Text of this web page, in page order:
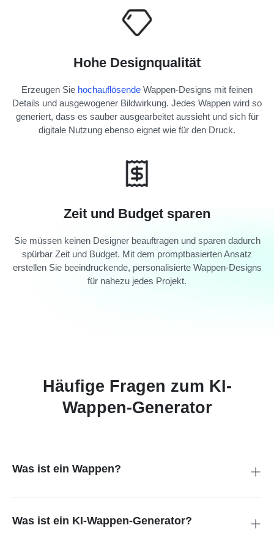
Hohe Designqualität
Erzeugen Sie hochauflösende Wappen-Designs mit feinen
Details und ausgewogener Bildwirkung. Jedes Wappen wird so
generiert, dass es sauber ausgearbeitet aussieht und sich für
digitale Nutzung ebenso eignet wie für den Druck.
Zeit und Budget sparen
Sie müssen keinen Designer beauftragen und sparen dadurch
spürbar Zeit und Budget. Mit dem promptbasierten Ansatz
erstellen Sie beeindruckende, personalisierte Wappen-Designs
für nahezu jedes Projekt.
Häufige Fragen zum KI-
Wappen-Generator
Was ist ein Wappen?
Europa, um Personen, Familien und Institutionen in Schlachten
und Turnieren erkennbar zu machen. Typische Bestandteile
Was ist ein KI-Wappen-Generator?